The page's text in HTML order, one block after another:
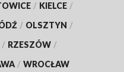
/ KIELCE /
/ OLSZTYN /
/ RZESZÓW /
/ WROCŁAW